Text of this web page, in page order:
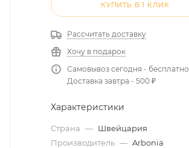
КУПИТЬ В 1 КЛИК
Рассчитать доставку
Хочу в подарок
Самовывоз сегодня - бесплатно
Доставка завтра - 500 ₽
Характеристики
Страна — Швейцария
Производитель — Arbonia